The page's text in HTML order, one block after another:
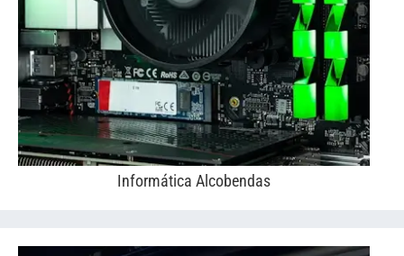
Informática Alcobendas